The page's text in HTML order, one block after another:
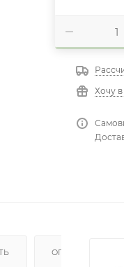
Хочу
ОПЛАТА